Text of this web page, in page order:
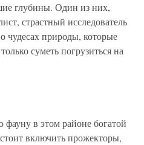
глубины. Один из них,
страстный исследователь
чудесах природы, которые
суметь погрузиться на
в этом районе богатой
включить прожекторы,